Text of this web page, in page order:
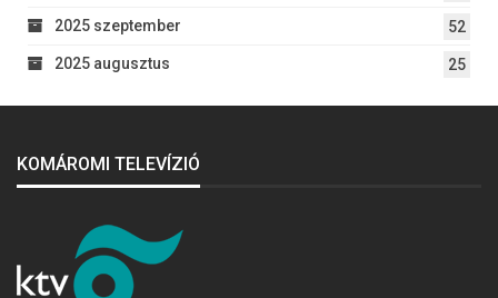
2025 szeptember 52
2025 augusztus 25
KOMÁROMI TELEVÍZIÓ